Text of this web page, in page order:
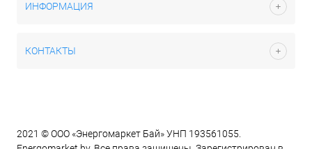
ИНФОРМАЦИЯ
КОНТАКТЫ
2021 © ООО «Энергомаркет Бай» УНП 193561055.